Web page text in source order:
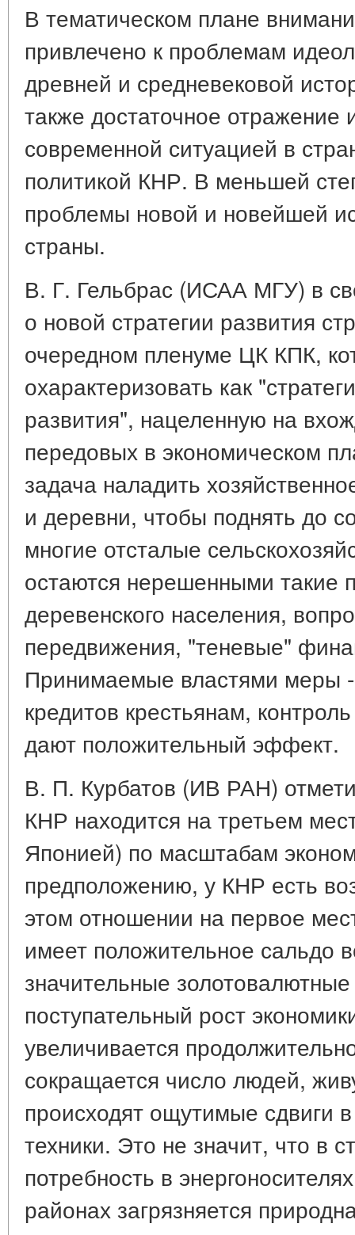
В тематическом плане
привлечено к проблемам
древней и средневековой
также достаточное
современной ситуацией в
политикой КНР. В меньшей
проблемы новой и новейшей
страны.
В. Г. Гельбрас (ИСАА МГУ) в
о новой стратегии развития
очередном пленуме ЦК КПК,
охарактеризовать как
развития", нацеленную на
передовых в экономическом
задача наладить
и деревни, чтобы поднять до
многие отсталые
остаются нерешенными такие
деревенского населения,
передвижения, "теневые"
Принимаемые властями меры
кредитов крестьянам,
дают положительный эффект.
В. П. Курбатов (ИВ РАН)
КНР находится на третьем
Японией) по масштабам
предположению, у КНР есть
этом отношении на первое
имеет положительное сальдо
значительные
поступательный рост
увеличивается
сокращается число людей,
происходят ощутимые сдвиги
техники. Это не значит, что в
потребность в
районах загрязняется